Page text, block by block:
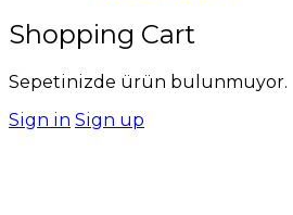
Shopping Cart
Sepetinizde ürün bulunmuyor.
Sign in Sign up